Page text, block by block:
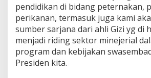
u
s
T
u
g
a
s
pendidikan di bidang peternakan,
perikanan, termasuk juga kami
sumber sarjana dari ahli Gizi yg di
menjadi riding sektor minejerial
program dan kebijakan
Presiden kita.